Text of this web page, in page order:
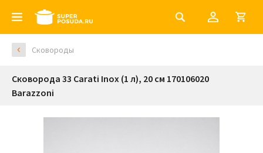
Сковороды
Сковорода 33 Carati Inox (1 л), 20 см 170106020
Barazzoni